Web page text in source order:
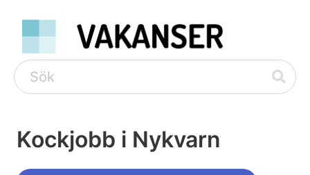
Kockjobb i Nykvarn